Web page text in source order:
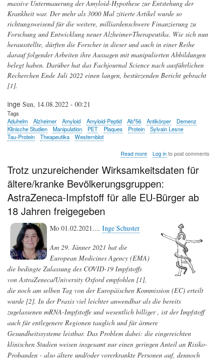
massive Untermauerung der Amyloid-Hypothese zur Entstehung der
Krankheit war. Der mehr als 3000 Mal zitierte Artikel wurde so
richtungsweisend für die weitere, milliardenschwere Finanzierung zu
Forschung und Entwicklung neuer Alzheimer-Therapeutika. Wie sich nun
herausstellte, dürften die Forscher in dieser und auch in einer Reihe
darauf folgender Arbeiten ihre Aussagen mit manipulierten Abbildungen
belegt haben. Darüber hat das Fachjournal Science nach ausführlichen
Recherchen Ende Juli 2022 einen langen, bestürzenden Bericht gebracht
[1].
inge Sun, 14.08.2022 - 00:21
Tags
Aduhelm
Alzheimer Amyloid Amyloid-Peptid Ab*56 Antikörper
Demenz
Klinische Studien
Manipulation PET Plaques Protein
Sylvain Lesne
Tau-Protein
Theapeutika Westernblot
Read moreabout
Forschung
-
richtungsweisende
dürften
Log into post comments
Trotz unzureichender Wirksamkeitsdaten für
ältere/kranke Bevölkerungsgruppen:
AstraZeneca-Impfstoff für alle EU-Bürger ab
18 Jahren freigegeben
Mo 01.02.2021.... Inge Schuster
Am 29. Jänner 2021 hat die
European Medicines Agency (EMA)
die bedingte Zulassung des COVID-19 Impfstoffs
von AstraZeneca/University Oxford empfohlen [1],
die noch am selben Tag von der Europäischen Kommission (EC) erteilt
wurde [2]. In der Praxis viel leichter anwendbar als die bereits
zugelassenen mRNA-Impfstoffe und wesentlich billiger , ist der Impfstoff
auch für entlegenere Regionen tauglich und für ärmere
Gesundheitssysteme leistbar. Das Problem dabei: die eingereichten
klinischen Studien weisen insgesamt nur einen geringen Anteil an Risiko-
Probanden - also ältere und/oder vorerkrankte Personen auf, dennoch